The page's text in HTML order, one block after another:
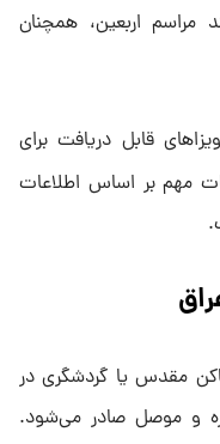
مراسم اربعین، همچنان
قابل دریافت برای
مهم بر اساس اطلاعات
مقدس یا گردشگری در
و موصل صادر می‌شود.